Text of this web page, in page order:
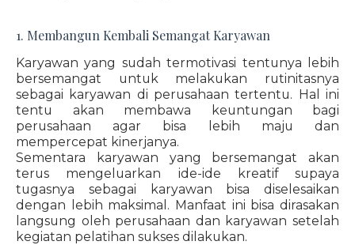
1. Membangun Kembali Semangat Karyawan
Karyawan yang sudah termotivasi tentunya lebih
bersemangat untuk melakukan rutinitasnya
sebagai karyawan di perusahaan tertentu. Hal ini
tentu akan membawa keuntungan bagi
perusahaan agar bisa lebih maju dan
mempercepat kinerjanya.
Sementara karyawan yang bersemangat akan
terus mengeluarkan ide-ide kreatif supaya
tugasnya sebagai karyawan bisa diselesaikan
dengan lebih maksimal. Manfaat ini bisa dirasakan
langsung oleh perusahaan dan karyawan setelah
kegiatan pelatihan sukses dilakukan.